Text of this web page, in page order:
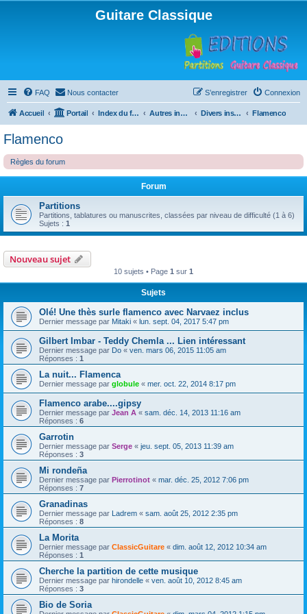
Guitare Classique
FAQ Nous contacter Connexion
S’enregistrer
Accueil Portail Index du forum Autres instruments à cordes pincées, ou styles Divers instruments Flamenco
Flamenco
Règles du forum
Forum
Partitions
Partitions, tablatures ou manuscrites, classées par niveau de difficulté (1 à 6)
Sujets : 1
Nouveau sujet
10 sujets • Page 1 sur 1
Sujets
Olé! Une thès surle flamenco avec Narvaez inclus
Dernier message par Mitaki « lun. sept. 04, 2017 5:47 pm
Gilbert Imbar - Teddy Chemla ... Lien intéressant
Dernier message par Do « ven. mars 06, 2015 11:05 am
Réponses : 1
La nuit... Flamenca
Dernier message par globule « mer. oct. 22, 2014 8:17 pm
Flamenco arabe....gipsy
Dernier message par Jean A « sam. déc. 14, 2013 11:16 am
Réponses : 6
Garrotin
Dernier message par Serge « jeu. sept. 05, 2013 11:39 am
Réponses : 3
Mi rondeña
Dernier message par Pierrotinot « mar. déc. 25, 2012 7:06 pm
Réponses : 7
Granadinas
Dernier message par Ladrem « sam. août 25, 2012 2:35 pm
Réponses : 8
La Morita
Dernier message par ClassicGuitare « dim. août 12, 2012 10:34 am
Réponses : 1
Cherche la partition de cette musique
Dernier message par hirondelle « ven. août 10, 2012 8:45 am
Réponses : 3
Bio de Soria